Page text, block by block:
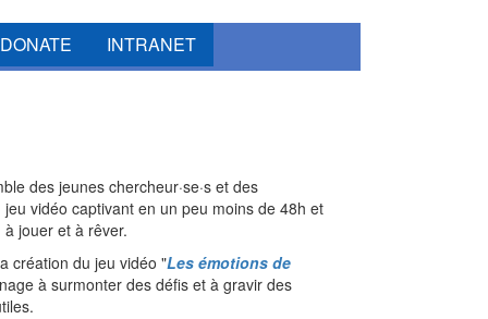
DONATE INTRANET
des jeunes chercheur·se·s et des
vidéo captivant en un peu moins de 48h et
jouer et à rêver.
création du jeu vidéo "Les émotions de
à surmonter des défis et à gravir des